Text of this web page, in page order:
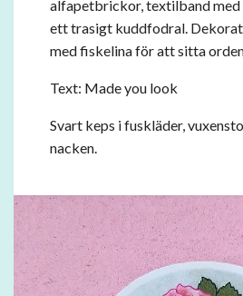
alfapetbrickor, textilband med
ett trasigt kuddfodral.
med fiskelina för att sitta
Text: Made you look
Svart keps i fuskläder,
nacken.